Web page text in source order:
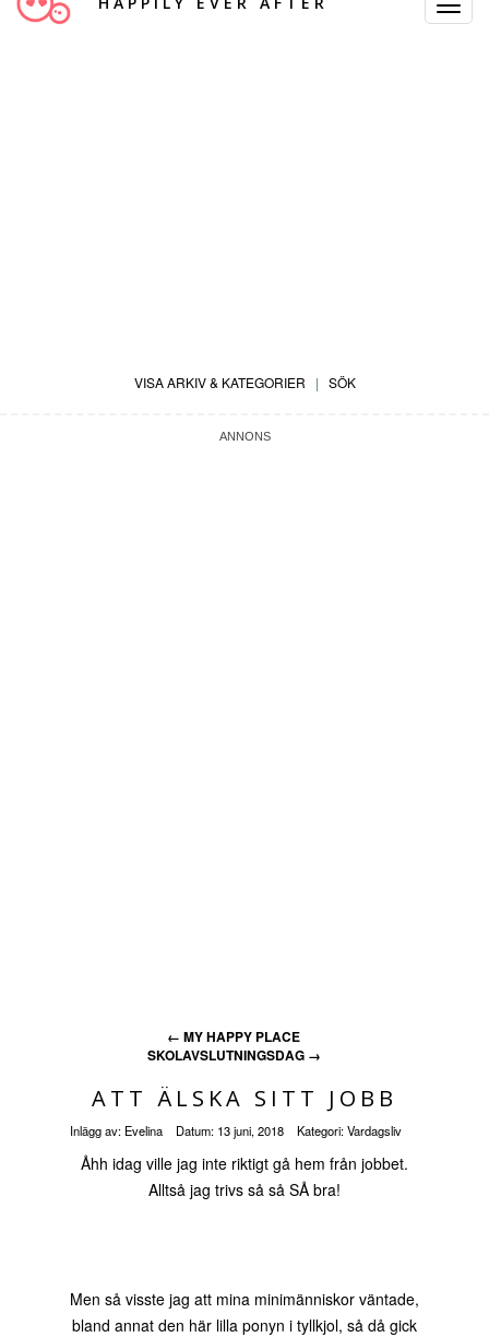
Toggle
VISA ARKIV & KATEGORIER | SÖK
← MY HAPPY PLACE
SKOLAVSLUTNINGSDAG →
ATT ÄLSKA SITT JOBB
Inlägg av: Evelina Datum: 13 juni, 2018 Kategori:Vardagsliv
Åhh idag ville jag inte riktigt gå hem från jobbet.
Alltså jag trivs så så SÅ bra!
Men så visste jag att mina minimänniskor väntade,
bland annat den här lilla ponyn i tyllkjol, så då gick